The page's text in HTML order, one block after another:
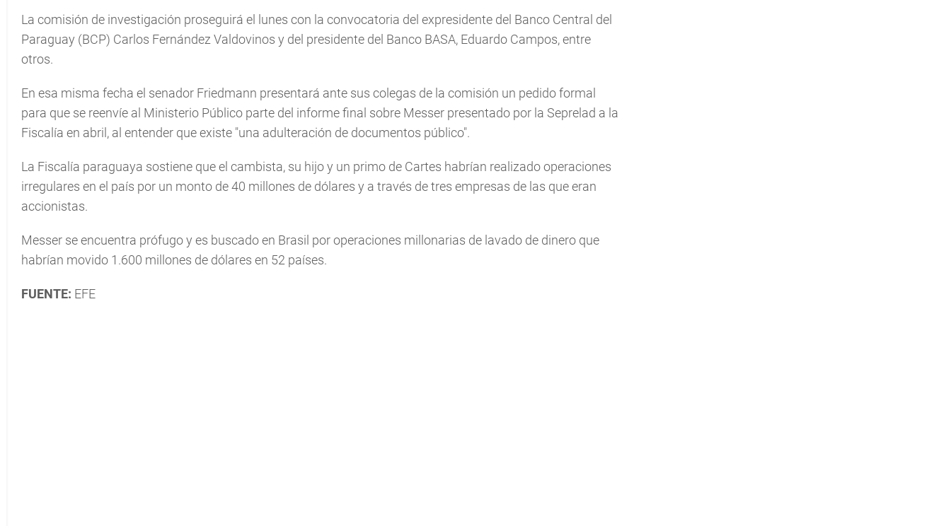
La comisión de investigación proseguirá el lunes con la convocatoria del expresidente del Banco Central del
Paraguay (BCP) Carlos Fernández Valdovinos y del presidente del Banco BASA, Eduardo Campos, entre
otros.
En esa misma fecha el senador Friedmann presentará ante sus colegas de la comisión un pedido formal
para que se reenvíe al Ministerio Público parte del informe final sobre Messer presentado por la Seprelad a la
Fiscalía en abril, al entender que existe "una adulteración de documentos público".
La Fiscalía paraguaya sostiene que el cambista, su hijo y un primo de Cartes habrían realizado operaciones
irregulares en el país por un monto de 40 millones de dólares y a través de tres empresas de las que eran
accionistas.
Messer se encuentra prófugo y es buscado en Brasil por operaciones millonarias de lavado de dinero que
habrían movido 1.600 millones de dólares en 52 países.
FUENTE: EFE